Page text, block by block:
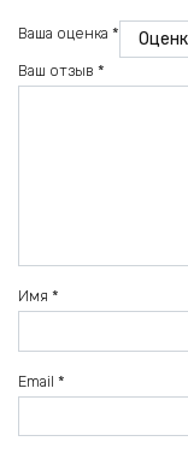
Ваша оценка *
Ваш отзыв *
Имя *
Email *